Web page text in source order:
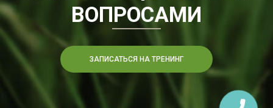
ВОПРОСАМИ
ЗАПИСАТЬСЯ НА ТРЕНИНГ